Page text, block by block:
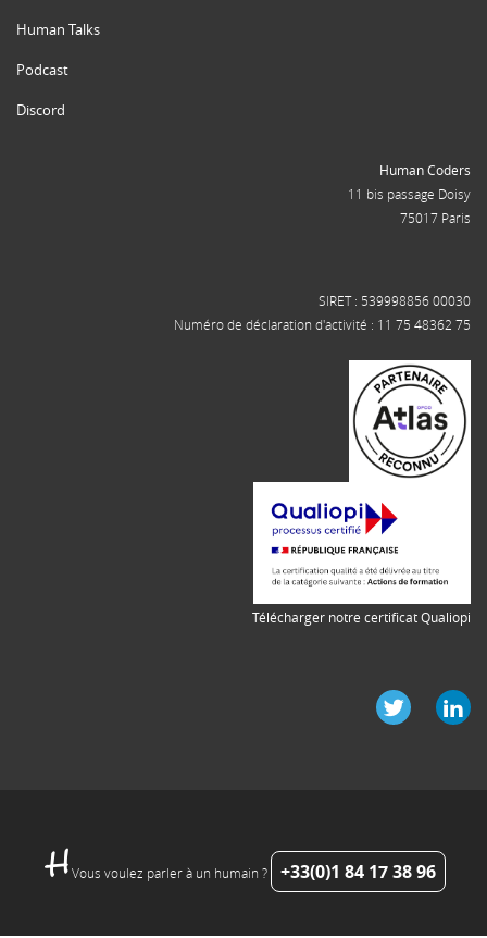
Human Talks
Podcast
Discord
Human Coders
11 bis passage Doisy
75017 Paris
SIRET : 539998856 00030
Numéro de déclaration d'activité : 11 75 48362 75
Télécharger notre certificat Qualiopi
Vous voulez parler à un humain ? +33(0)1 84 17 38 96